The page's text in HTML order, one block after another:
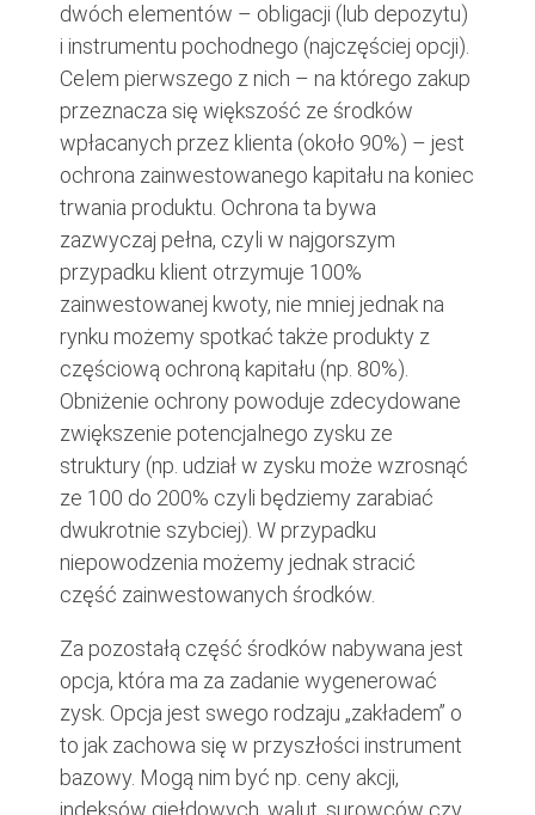
dwóch elementów – obligacji (lub depozytu)
i instrumentu pochodnego (najczęściej opcji).
Celem pierwszego z nich – na którego zakup
przeznacza się większość ze środków
wpłacanych przez klienta (około 90%) – jest
ochrona zainwestowanego kapitału na koniec
trwania produktu. Ochrona ta bywa
zazwyczaj pełna, czyli w najgorszym
przypadku klient otrzymuje 100%
zainwestowanej kwoty, nie mniej jednak na
rynku możemy spotkać także produkty z
częściową ochroną kapitału (np. 80%).
Obniżenie ochrony powoduje zdecydowane
zwiększenie potencjalnego zysku ze
struktury (np. udział w zysku może wzrosnąć
ze 100 do 200% czyli będziemy zarabiać
dwukrotnie szybciej). W przypadku
niepowodzenia możemy jednak stracić
część zainwestowanych środków.
Za pozostałą część środków nabywana jest
opcja, która ma za zadanie wygenerować
zysk. Opcja jest swego rodzaju „zakładem” o
to jak zachowa się w przyszłości instrument
bazowy. Mogą nim być np. ceny akcji,
indeksów giełdowych, walut, surowców czy